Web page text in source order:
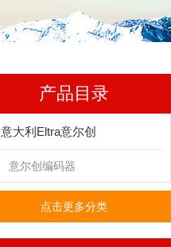
产品目录
意大利Eltra意尔创
意尔创编码器
点击更多分类